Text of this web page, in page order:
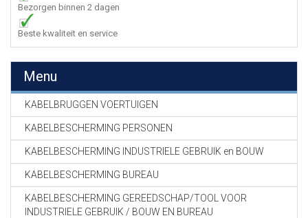
Bezorgen binnen 2 dagen
Beste kwaliteit en service
Menu
KABELBRUGGEN VOERTUIGEN
KABELBESCHERMING PERSONEN
KABELBESCHERMING INDUSTRIELE GEBRUIK en BOUW
KABELBESCHERMING BUREAU
KABELBESCHERMING GEREEDSCHAP/TOOL VOOR
INDUSTRIELE GEBRUIK / BOUW EN BUREAU